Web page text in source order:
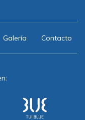
Galería Contacto